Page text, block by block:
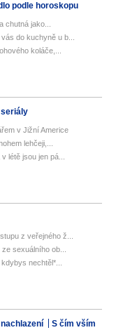
podle horoskopu
chutná jako...
do kuchyně u b...
koláče,...
v Jižní Americe
lehčeji,...
létě jsou jen pá...
z veřejného ž...
sexuálního ob...
nechtěl*...
S čím vším